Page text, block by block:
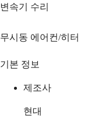
변속기 수리
무시동 에어컨/히터
기본 정보
제조사
현대